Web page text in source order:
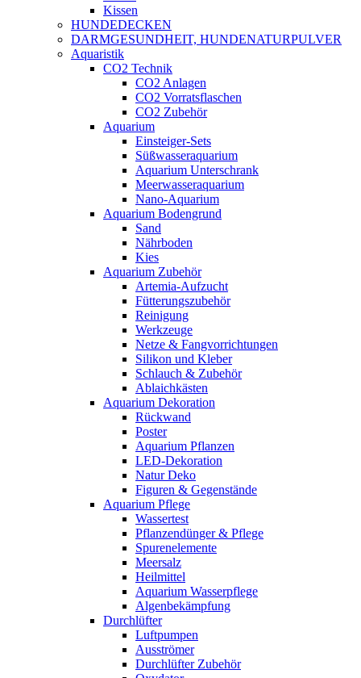
Kissen
HUNDEDECKEN
DARMGESUNDHEIT, HUNDENATURPULVER
Aquaristik
CO2 Technik
CO2 Anlagen
CO2 Vorratsflaschen
CO2 Zubehör
Aquarium
Einsteiger-Sets
Süßwasseraquarium
Aquarium Unterschrank
Meerwasseraquarium
Nano-Aquarium
Aquarium Bodengrund
Sand
Nährboden
Kies
Aquarium Zubehör
Artemia-Aufzucht
Fütterungszubehör
Reinigung
Werkzeuge
Netze & Fangvorrichtungen
Silikon und Kleber
Schlauch & Zubehör
Ablaichkästen
Aquarium Dekoration
Rückwand
Poster
Aquarium Pflanzen
LED-Dekoration
Natur Deko
Figuren & Gegenstände
Aquarium Pflege
Wassertest
Pflanzendünger & Pflege
Spurenelemente
Meersalz
Heilmittel
Aquarium Wasserpflege
Algenbekämpfung
Durchlüfter
Luftpumpen
Ausströmer
Durchlüfter Zubehör